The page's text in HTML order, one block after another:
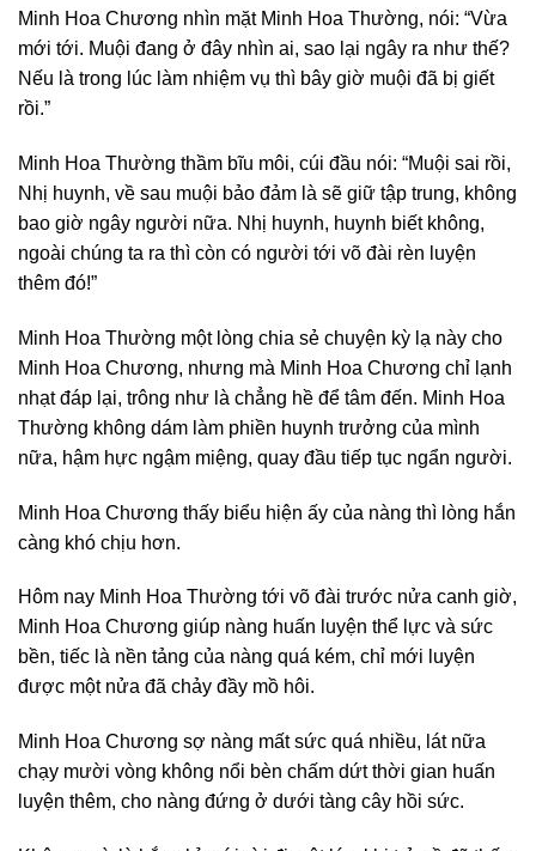
Minh Hoa Chương nhìn mặt Minh Hoa Thường, nói: “Vừa
mới tới. Muội đang ở đây nhìn ai, sao lại ngây ra như thế?
Nếu là trong lúc làm nhiệm vụ thì bây giờ muội đã bị giết
rồi.”
Minh Hoa Thường thầm bĩu môi, cúi đầu nói: “Muội sai rồi,
Nhị huynh, về sau muội bảo đảm là sẽ giữ tập trung, không
bao giờ ngây người nữa. Nhị huynh, huynh biết không,
ngoài chúng ta ra thì còn có người tới võ đài rèn luyện
thêm đó!”
Minh Hoa Thường một lòng chia sẻ chuyện kỳ lạ này cho
Minh Hoa Chương, nhưng mà Minh Hoa Chương chỉ lạnh
nhạt đáp lại, trông như là chẳng hề để tâm đến. Minh Hoa
Thường không dám làm phiền huynh trưởng của mình
nữa, hậm hực ngậm miệng, quay đầu tiếp tục ngẩn người.
Minh Hoa Chương thấy biểu hiện ấy của nàng thì lòng hắn
càng khó chịu hơn.
Hôm nay Minh Hoa Thường tới võ đài trước nửa canh giờ,
Minh Hoa Chương giúp nàng huấn luyện thể lực và sức
bền, tiếc là nền tảng của nàng quá kém, chỉ mới luyện
được một nửa đã chảy đầy mồ hôi.
Minh Hoa Chương sợ nàng mất sức quá nhiều, lát nữa
chạy mười vòng không nổi bèn chấm dứt thời gian huấn
luyện thêm, cho nàng đứng ở dưới tàng cây hồi sức.